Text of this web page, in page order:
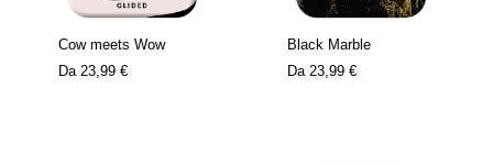
Cow meets Wow
Da 23,99 €
Black Marble
Da 23,99 €